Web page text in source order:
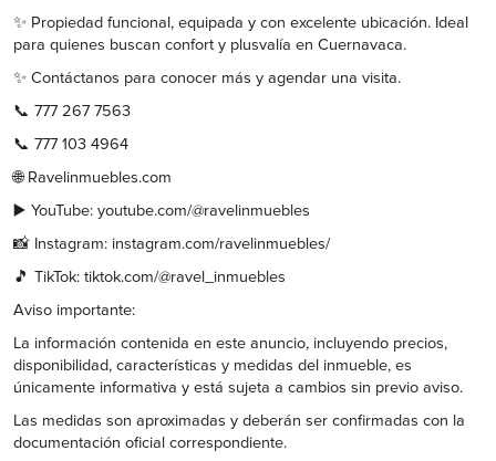
✨ Propiedad funcional, equipada y con excelente ubicación. Ideal
para quienes buscan confort y plusvalía en Cuernavaca.
✨ Contáctanos para conocer más y agendar una visita.
📞 777 267 7563
📞 777 103 4964
🌐 Ravelinmuebles.com
▶️ YouTube: youtube.com/@ravelinmuebles
📸 Instagram: instagram.com/ravelinmuebles/
🎵 TikTok: tiktok.com/@ravel_inmuebles
Aviso importante:
La información contenida en este anuncio, incluyendo precios,
disponibilidad, características y medidas del inmueble, es
únicamente informativa y está sujeta a cambios sin previo aviso.
Las medidas son aproximadas y deberán ser confirmadas con la
documentación oficial correspondiente.